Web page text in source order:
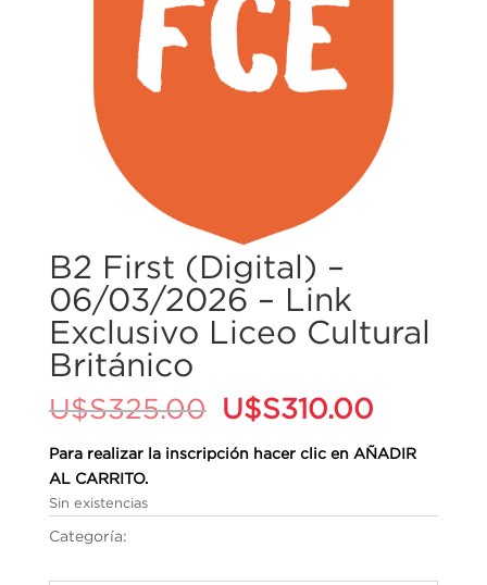
B2 First (Digital) –
06/03/2026 – Link
Exclusivo Liceo Cultural
Británico
U$S325.00 El
precio
original
U$S310.00El
actual
Para realizar la inscripción hacer clic en AÑADIR
AL CARRITO.
Sin existencias
Categoría: